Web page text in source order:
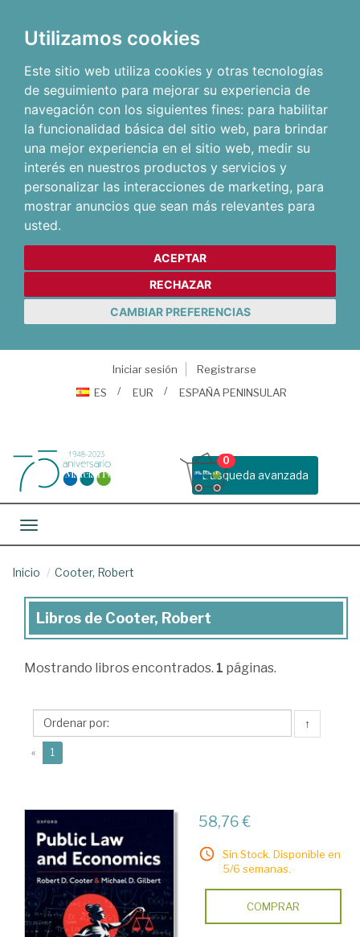
Utilizamos cookies
Este sitio web utiliza cookies y otras tecnologías
de seguimiento para mejorar su experiencia de
navegación con los siguientes fines: para habilitar
la funcionalidad básica del sitio web, para brindar
una mejor experiencia en el sitio web, medir su
interés en nuestros productos y servicios y
personalizar las interacciones de marketing, para
mostrar anuncios que sean más relevantes para
usted.
ACEPTAR
RECHAZAR
CAMBIAR PREFERENCIAS
Iniciar sesión
Registrarse
ES
EUR ESPAÑA PENINSULAR
Busqueda avanzada
0
Toggle navigation
Inicio Cooter, Robert
Libros
Cooter,
Libros de Cooter, Robert
Mostrando libros encontrados. 1 páginas.
↑
« 1
58,76 €
Sin Stock. Disponible en
5/6 semanas.
COMPRAR